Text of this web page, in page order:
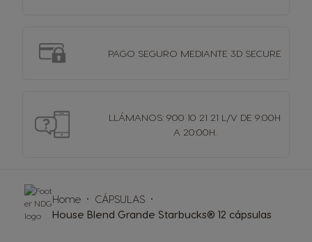
PAGO SEGURO MEDIANTE 3D SECURE
LLÁMANOS: 900 10 21 21 L/V DE 9:00H
A 20:00H.
Home
CÁPSULAS
House Blend Grande Starbucks® 12 cápsulas